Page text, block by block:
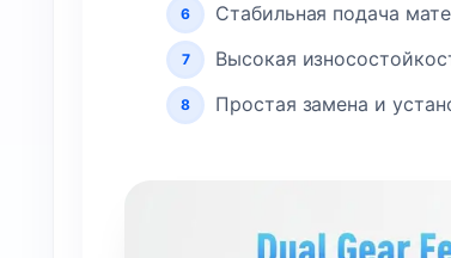
Стабильная подача
Высокая
Простая замена и